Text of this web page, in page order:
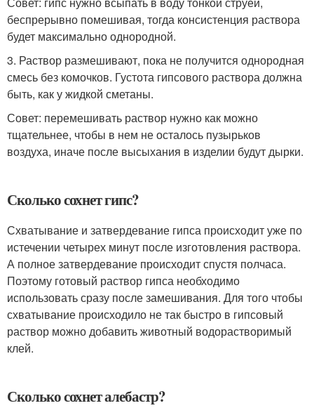
беспрерывно помешивая, тогда консистенция раствора
будет максимально однородной.
3. Раствор размешивают, пока не получится однородная
смесь без комочков. Густота гипсового раствора должна
быть, как у жидкой сметаны.
Совет: перемешивать раствор нужно как можно
тщательнее, чтобы в нем не осталось пузырьков
воздуха, иначе после высыхания в изделии будут дырки.
Сколько сохнет гипс?
Схватывание и затвердевание гипса происходит уже по
истечении четырех минут после изготовления раствора.
А полное затвердевание происходит спустя полчаса.
Поэтому готовый раствор гипса необходимо
использовать сразу после замешивания. Для того чтобы
схватывание происходило не так быстро в гипсовый
раствор можно добавить животный водорастворимый
клей.
Сколько сохнет алебастр?